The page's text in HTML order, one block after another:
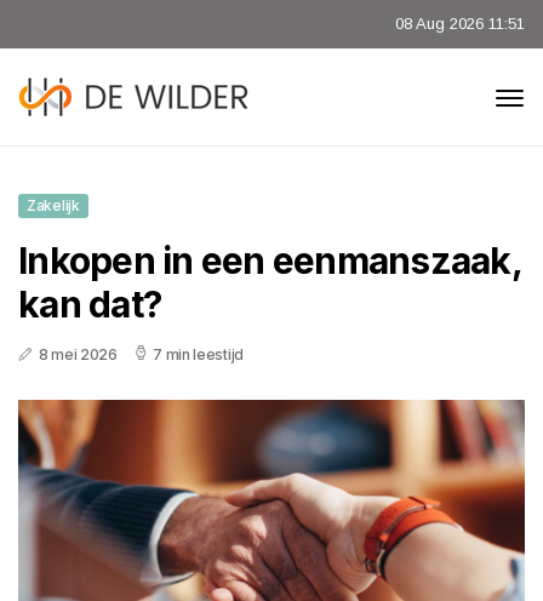
08 Aug 2026 11:51
Zakelijk
Inkopen in een eenmanszaak,
kan dat?
8 mei 2026 7 min leestijd